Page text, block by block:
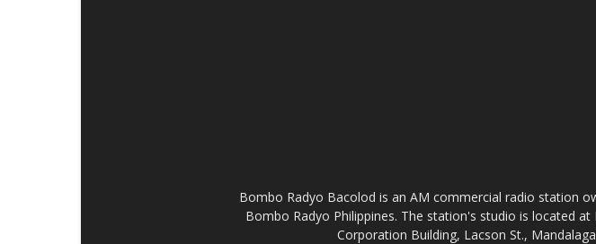
Bombo Radyo Bacolod is an AM commercial radio station
Bombo Radyo Philippines. The station's studio is located
Corporation Building, Lacson St.,